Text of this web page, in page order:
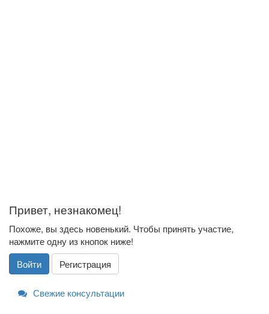
Привет, незнакомец!
Похоже, вы здесь новенький. Чтобы принять участие,
нажмите одну из кнопок ниже!
Войти
Регистрация
Свежие консультации